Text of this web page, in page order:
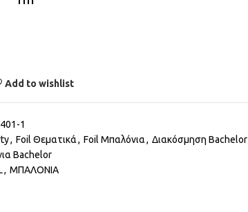
Add to wishlist
1
, Foil Θεματικά, Foil Μπαλόνια, Διακόσμηση Bachelor
Bachelor
, ΜΠΑΛΟΝΙΑ